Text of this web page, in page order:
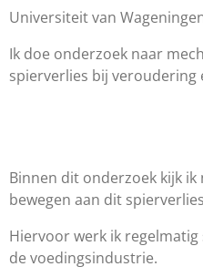
Universiteit van
Ik doe onderzoek naar
spierverlies bij veroudering
Binnen dit onderzoek kijk
bewegen aan dit
Hiervoor werk ik
de voedingsindustrie.